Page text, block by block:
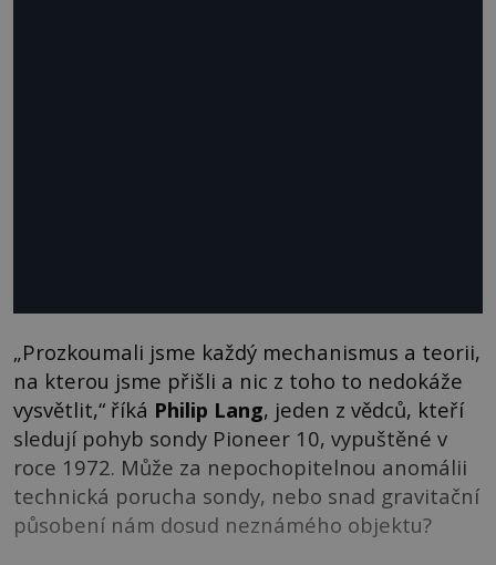
„Prozkoumali jsme každý mechanismus a teorii,
na kterou jsme přišli a nic z toho to nedokáže
vysvětlit,“ říká Philip Lang, jeden z vědců, kteří
sledují pohyb sondy Pioneer 10, vypuštěné v
roce 1972. Může za nepochopitelnou anomálii
technická porucha sondy, nebo snad gravitační
působení nám dosud neznámého objektu?